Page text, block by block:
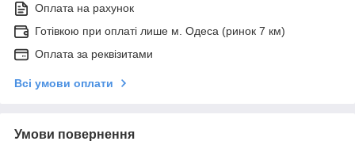
Оплата на рахунок
Готівкою при оплаті лише м. Одеса (ринок 7 км)
Оплата за реквізитами
Всі умови оплати
Умови повернення